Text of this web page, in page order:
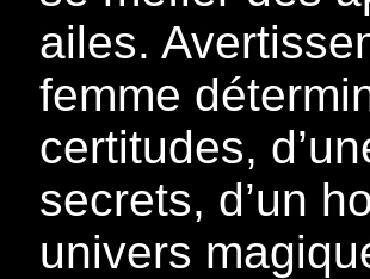
ailes.
femme
certitudes,
secrets, d’un
univers